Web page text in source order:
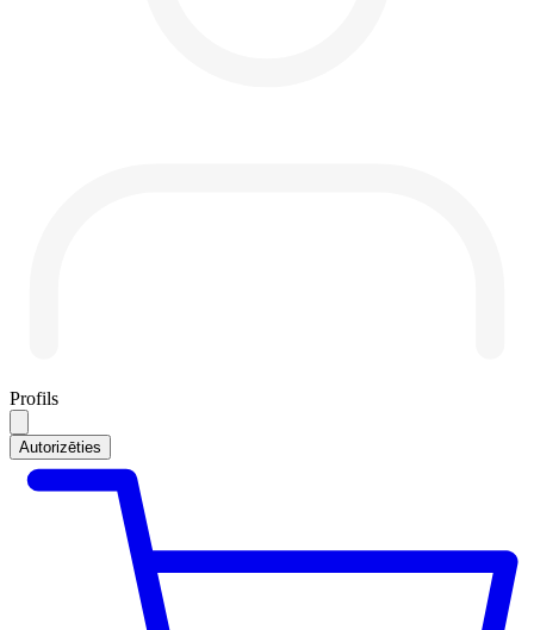
Profils
Autorizēties